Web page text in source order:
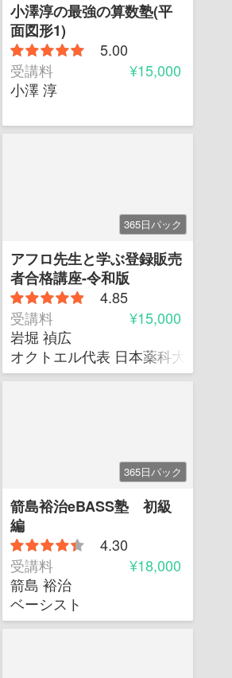
企画開発部チーフ
小澤淳の最強の算数塾(平
面図形1)
5.00
受講料
¥15,000
小澤 淳
員教授
365日パック
アフロ先生と学ぶ登録販売
者合格講座-令和版
4.85
受講料
¥15,000
岩堀 禎広
オクトエル代表 日本薬科大学 客
ト、スタジオミュージシャン
365日パック
箭島裕治eBASS塾 初級
編
4.30
受講料
¥18,000
箭島 裕治
ベーシスト